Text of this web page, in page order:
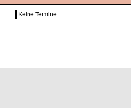
Keine Termine